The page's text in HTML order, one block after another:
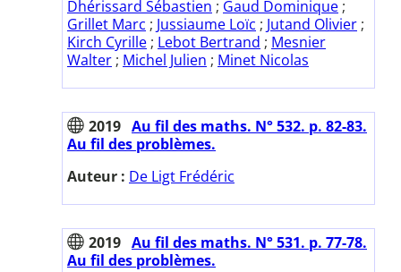
Dhérissard Sébastien ; Gaud Dominique ;
Grillet Marc ; Jussiaume Loïc ; Jutand Olivier ;
Kirch Cyrille ; Lebot Bertrand ; Mesnier
Walter ; Michel Julien ; Minet Nicolas
2019 Au fil des maths. N° 532. p. 82-83.
Au fil des problèmes.
Auteur : De Ligt Frédéric
2019 Au fil des maths. N° 531. p. 77-78.
Au fil des problèmes.